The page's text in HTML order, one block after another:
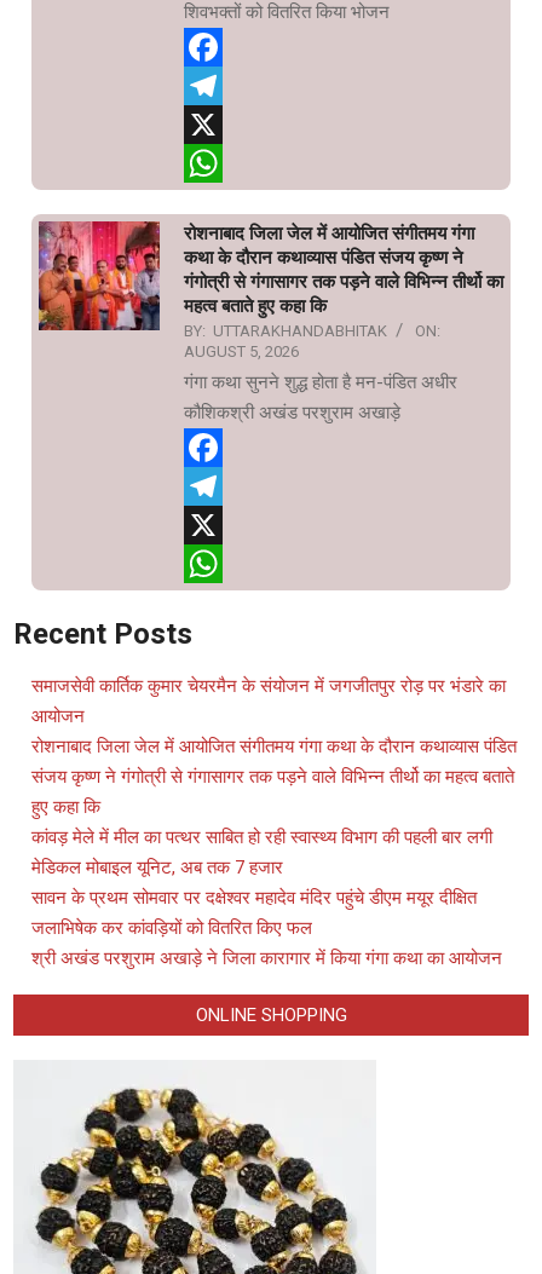
शिवभक्तों को वितरित किया भोजन
Facebook
Telegram
X
रोशनाबाद जिला जेल में आयोजित संगीतमय गंगा
कथा के दौरान कथाव्यास पंडित संजय कृष्ण ने
गंगोत्री से गंगासागर तक पड़ने वाले विभिन्न तीर्थो का
महत्व बताते हुए कहा कि
BY: UTTARAKHANDABHITAK
ON:
AUGUST 5, 2026
गंगा कथा सुनने शुद्ध होता है मन-पंडित अधीर
कौशिकश्री अखंड परशुराम अखाड़े
Facebook
Telegram
X
Recent Posts
समाजसेवी कार्तिक कुमार चेयरमैन के संयोजन में जगजीतपुर रोड़ पर भंडारे का
आयोजन
रोशनाबाद जिला जेल में आयोजित संगीतमय गंगा कथा के दौरान कथाव्यास पंडित
संजय कृष्ण ने गंगोत्री से गंगासागर तक पड़ने वाले विभिन्न तीर्थो का महत्व बताते
हुए कहा कि
कांवड़ मेले में मील का पत्थर साबित हो रही स्वास्थ्य विभाग की पहली बार लगी
मेडिकल मोबाइल यूनिट, अब तक 7 हजार
सावन के प्रथम सोमवार पर दक्षेश्वर महादेव मंदिर पहुंचे डीएम मयूर दीक्षित
जलाभिषेक कर कांवड़ियों को वितरित किए फल
श्री अखंड परशुराम अखाड़े ने जिला कारागार में किया गंगा कथा का आयोजन
ONLINE SHOPPING